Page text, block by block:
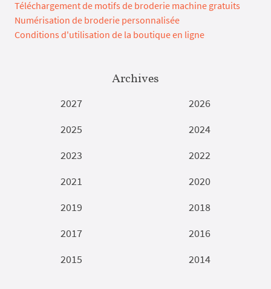
Téléchargement de motifs de broderie machine gratuits
Numérisation de broderie personnalisée
Conditions d'utilisation de la boutique en ligne
Archives
2027
2026
2025
2024
2023
2022
2021
2020
2019
2018
2017
2016
2015
2014